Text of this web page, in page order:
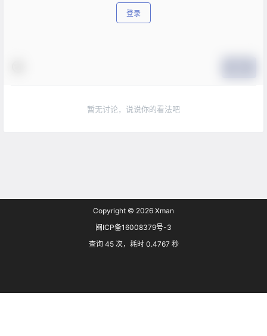
登录
暂无讨论，说说你的看法吧
Copyright © 2026 Xman
闽ICP备16008379号-3
查询 45 次，耗时 0.4767 秒